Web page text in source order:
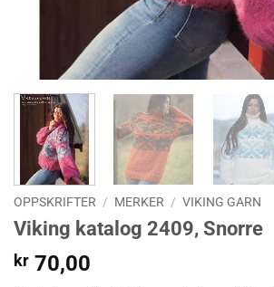
OPPSKRIFTER / MERKER / VIKING GARN
Viking katalog 2409, Snorre
kr 70,00